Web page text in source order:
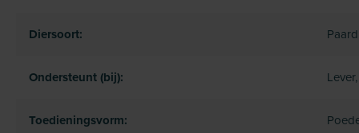
Diersoort: Paard
Ondersteunt (bij):
Toedieningsvorm: